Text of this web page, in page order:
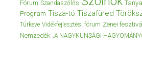
Fórum Szandaszőlős
Program Tisza-tó Tiszafüred
Túrkeve Vidékfejlesztési fórum Zenei fesztivál
Nemzedék „A NAGYKUNSÁGI